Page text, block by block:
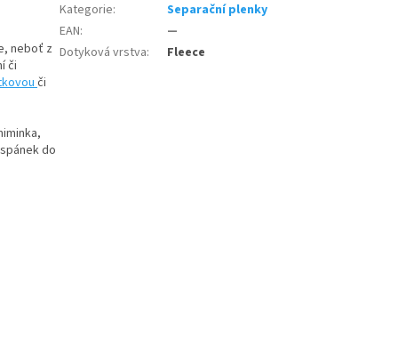
neboť z
či
či
do
Kategorie:
Separační plenky
EAN:
—
Dotyková vrstva: Fleece